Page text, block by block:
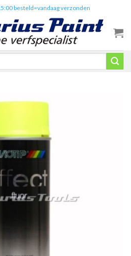
besteld=vandaag verzonden